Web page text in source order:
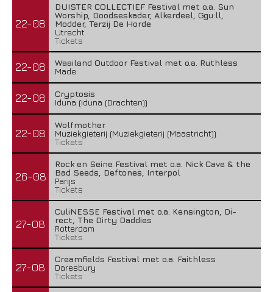
22-08
DUISTER COLLECTIEF Festival met o.a. Sun
Worship, Doodseskader, Alkerdeel, Ggu:ll,
Modder, Terzij De Horde
Utrecht
Tickets
22-08
Waailand Outdoor Festival met o.a. Ruthless
Made
22-08
Cryptosis
Iduna (Iduna (Drachten))
22-08
Wolfmother
Muziekgieterij (Muziekgieterij (Maastricht))
Tickets
26-08
Rock en Seine Festival met o.a. Nick Cave & the
Bad Seeds, Deftones, Interpol
Parijs
Tickets
27-08
CuliNESSE Festival met o.a. Kensington, Di-
rect, The Dirty Daddies
Rotterdam
Tickets
27-08
Creamfields Festival met o.a. Faithless
Daresbury
Tickets